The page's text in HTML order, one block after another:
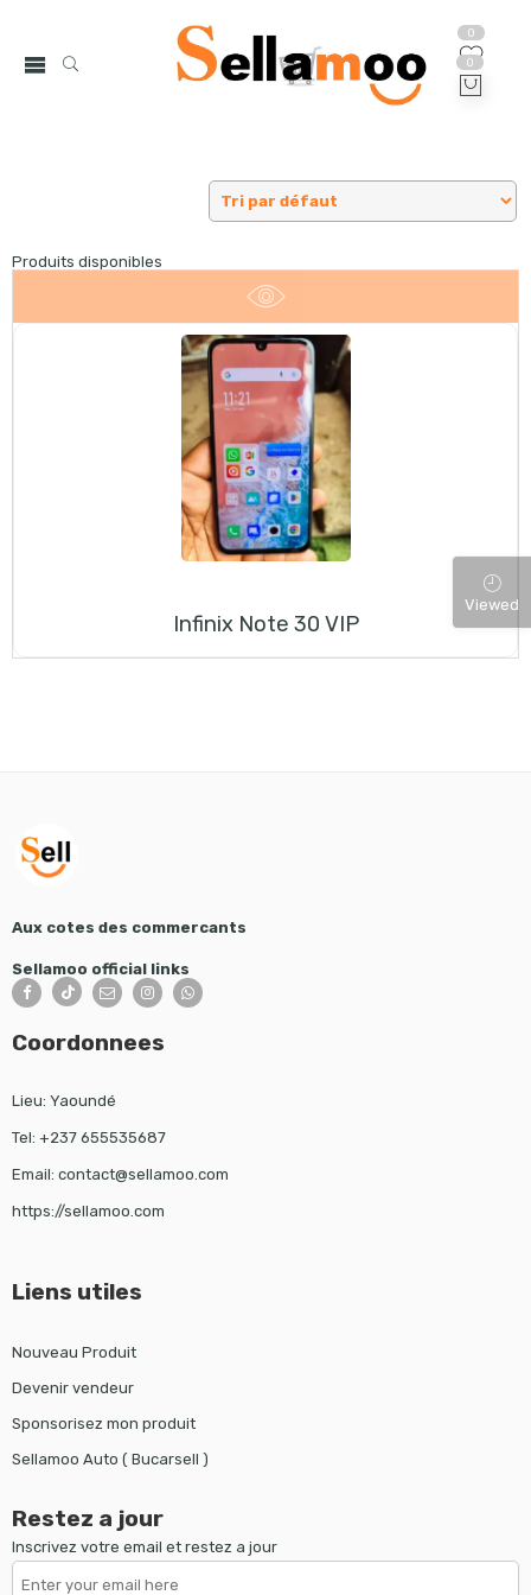
0
0
Produits disponibles
Infinix Note 30 VIP
Aux cotes des commercants
Sellamoo official links
Coordonnees
Lieu: Yaoundé
Tel: +237 655535687
Email: contact@sellamoo.com
https://sellamoo.com
Liens utiles
Nouveau Produit
Devenir vendeur
Sponsorisez mon produit
Sellamoo Auto ( Bucarsell )
Restez a jour
Inscrivez votre email et restez a jour
Viewed